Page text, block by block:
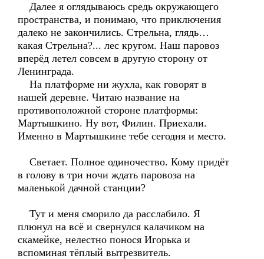
Далее я оглядываюсь средь окружающего
пространства, и понимаю, что приключения
далеко не закончились. Стрельна, глядь…
какая Стрельна?... лес кругом. Наш паровоз
вперёд летел совсем в другую сторону от
Ленинграда.
На платформе ни жухла, как говорят в
нашей деревне. Читаю название на
противоположной стороне платформы:
Мартышкино. Ну вот, Филин. Приехали.
Именно в Мартышкине тебе сегодня и место.
Светает. Полное одиночество. Кому придёт
в голову в три ночи ждать паровоза на
маленькой дачной станции?
Тут и меня сморило да расслабило. Я
плюнул на всё и свернулся калачиком на
скамейке, нелестно понося Игорька и
вспоминая тёплый вытрезвитель.